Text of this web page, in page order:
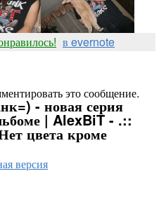
в evernote
это сообщение.
- новая серия
| AlexBiT - .::
цвета кроме
версия